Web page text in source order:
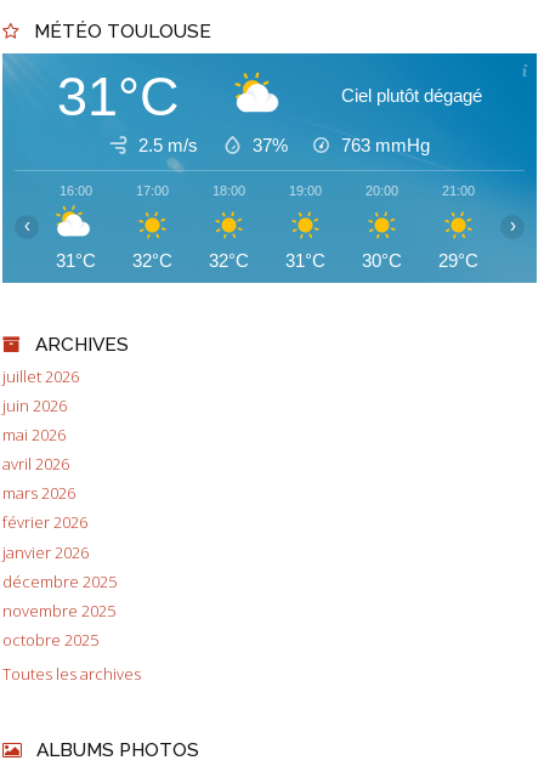
MÉTÉO TOULOUSE
31°C Ciel plutôt dégagé
2.5 m/s 37% 763 mmHg
16:00
31°C
17:00
32°C
18:00
32°C
19:00
31°C
20:00
30°C
21:00
29°C
‹ ›
ARCHIVES
juillet 2026
juin 2026
mai 2026
avril 2026
mars 2026
février 2026
janvier 2026
décembre 2025
novembre 2025
octobre 2025
Toutes les archives
ALBUMS PHOTOS